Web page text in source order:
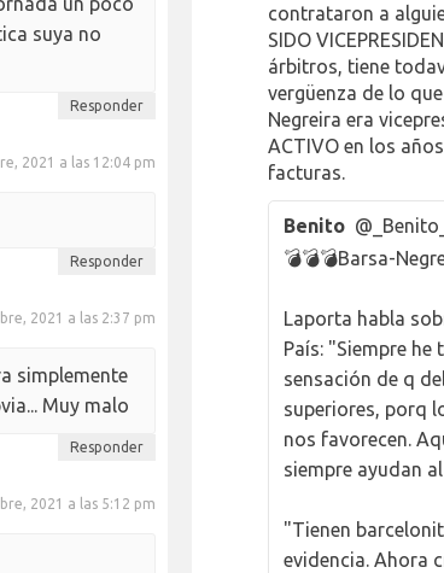
suya no
Responder
2021 a las 12:04 pm
Responder
2021 a las 2:37 pm
simplemente
Muy malo
Responder
2021 a las 5:12 pm
contrataron a
SIDO
árbitros, tiene
vergüenza de lo
Negreira era
ACTIVO en los
facturas.
Benito
💣💣💣Barsa-
Laporta habla
País: "Siempre he
sensación de q
superiores, porq
nos favorecen.
siempre ayudan
"Tienen
evidencia. Ahora